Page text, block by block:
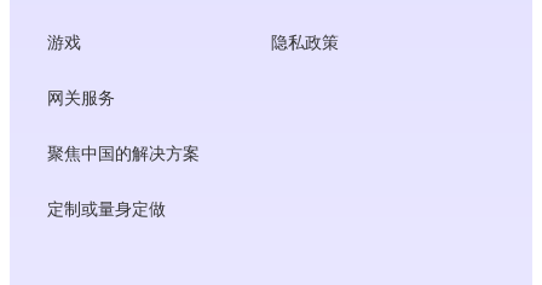
游戏
网关服务
聚焦中国的解决方案
定制或量身定做
隐私政策